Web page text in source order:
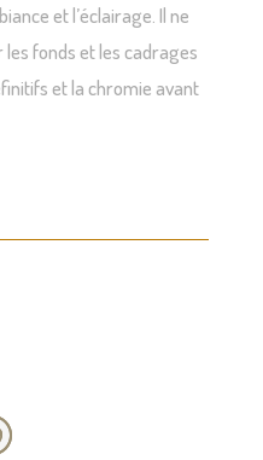
et l’éclairage. Il ne
les fonds et les cadrages
et la chromie avant